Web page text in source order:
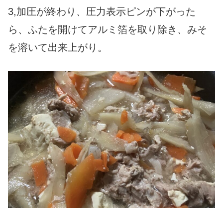
3,加圧が終わり、圧力表示ピンが下がった
ら、ふたを開けてアルミ箔を取り除き、みそ
を溶いて出来上がり。